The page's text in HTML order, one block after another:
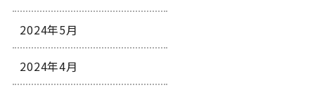
2024年5月
2024年4月